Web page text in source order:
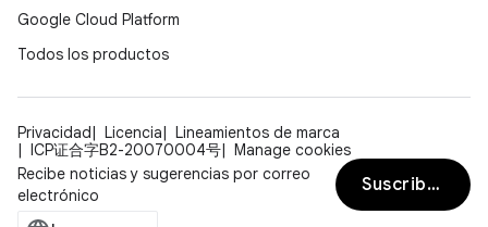
Google Cloud Platform
Todos los productos
Privacidad Licencia
Lineamientos de marca
ICP证合字B2-20070004号
Manage cookies
Recibe noticias y sugerencias por correo
electrónico
Suscribirse